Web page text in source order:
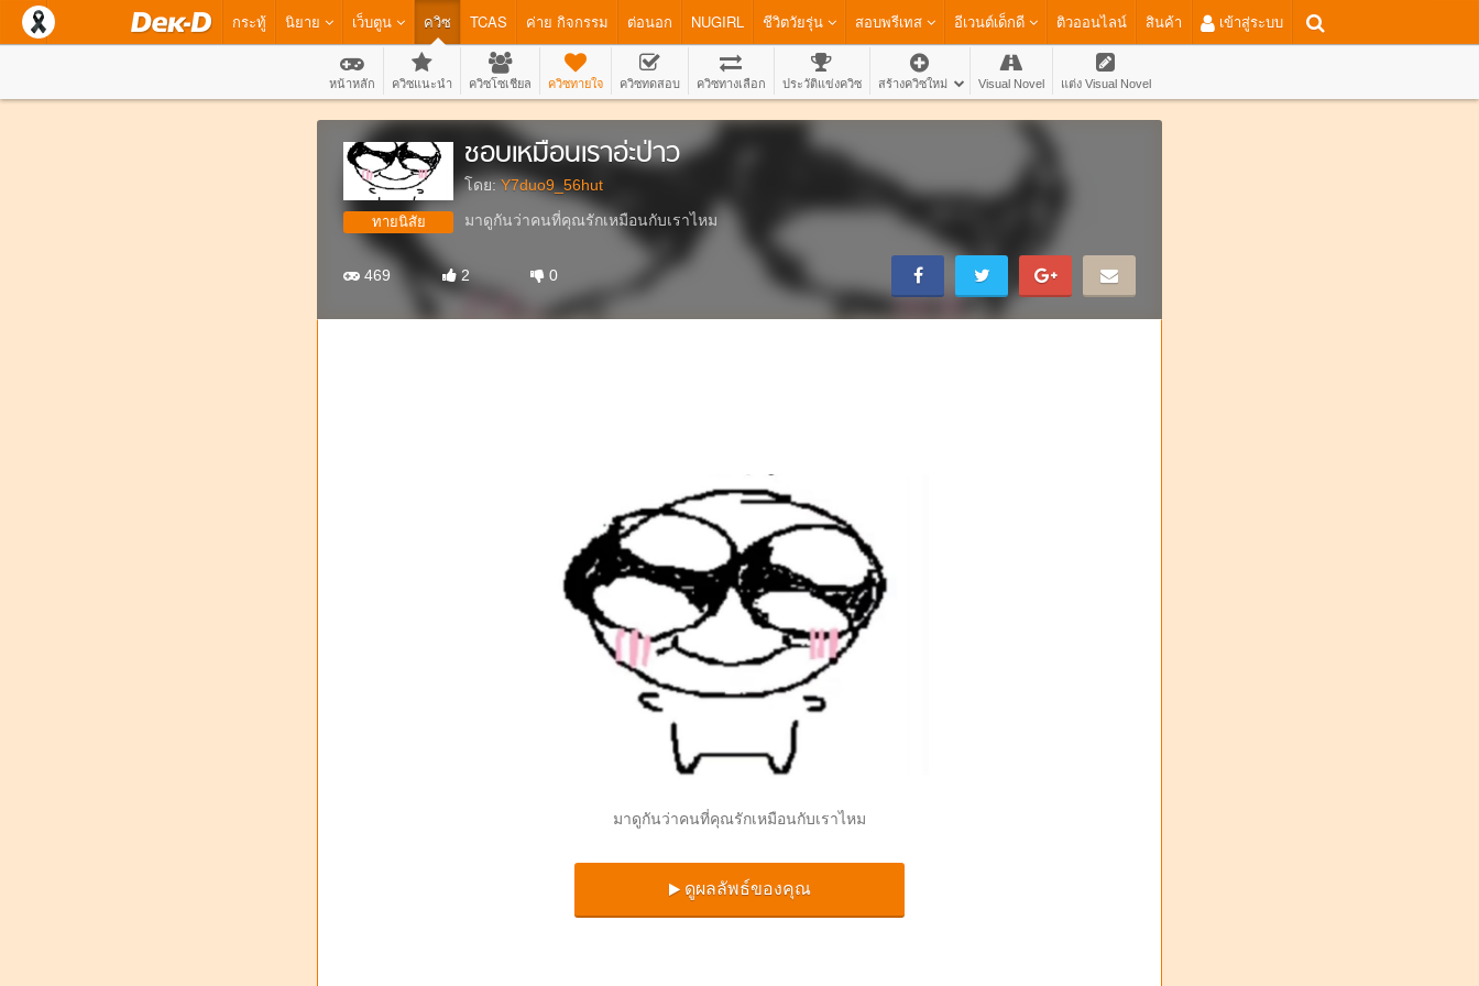
กระทู้ นิยาย เว็บตูน ควิซ TCAS ค่าย กิจกรรม ต่อนอก NUGIRL ชีวิตวัยรุ่น สอบพรีเทส อีเวนต์เด็กดี ติวออนไลน์ สินค้า เข้าสู่ระบบ
หน้าหลัก ควิซแนะนำ ควิซโซเชียล ควิซทายใจ ควิซทดสอบ ควิซทางเลือก ประวัติแข่งควิซ สร้างควิซใหม่ Visual Novel แต่ง Visual Novel
ทายนิสัย
ชอบเหมือนเราอ่ะป่าว
โดย:Y7duo9_56hut
มาดูกันว่าคนที่คุณรักเหมือนกับเราไหม
469 2 0
มาดูกันว่าคนที่คุณรักเหมือนกับเราไหม
ดูผลลัพธ์ของคุณ